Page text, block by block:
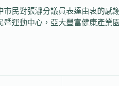
民對張瀞分議員表達由衷的感
運動中心，亞大豐富健康產